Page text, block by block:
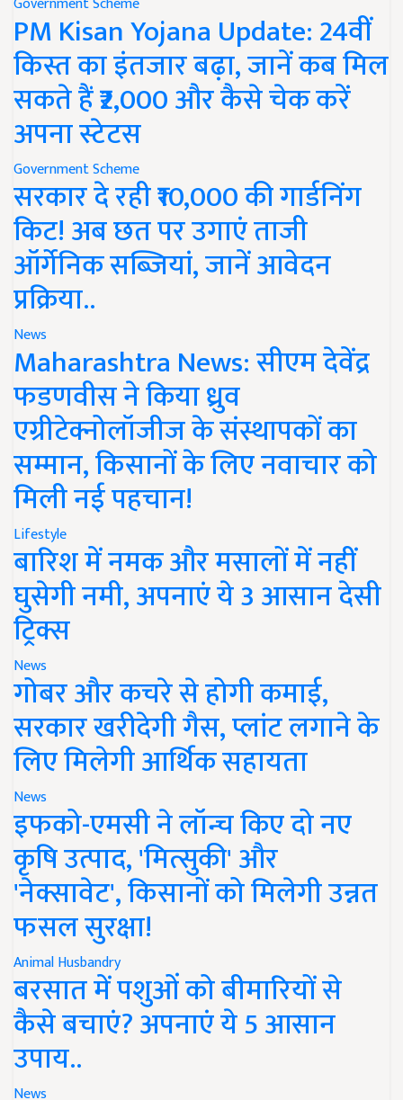
PM Kisan Yojana Update: 24वीं
किस्त का इंतजार बढ़ा, जानें कब मिल
सकते हैं ₹2,000 और कैसे चेक करें
अपना स्टेटस
Government Scheme
सरकार दे रही ₹10,000 की गार्डनिंग
किट! अब छत पर उगाएं ताजी
ऑर्गेनिक सब्जियां, जानें आवेदन
प्रक्रिया..
News
Maharashtra News: सीएम देवेंद्र
फडणवीस ने किया ध्रुव
एग्रीटेक्नोलॉजीज के संस्थापकों का
सम्मान, किसानों के लिए नवाचार को
मिली नई पहचान!
Lifestyle
बारिश में नमक और मसालों में नहीं
घुसेगी नमी, अपनाएं ये 3 आसान देसी
ट्रिक्स
News
गोबर और कचरे से होगी कमाई,
सरकार खरीदेगी गैस, प्लांट लगाने के
लिए मिलेगी आर्थिक सहायता
News
इफको-एमसी ने लॉन्च किए दो नए
कृषि उत्पाद, 'मित्सुकी' और
'नेक्सावेट', किसानों को मिलेगी उन्नत
फसल सुरक्षा!
Animal Husbandry
बरसात में पशुओं को बीमारियों से
कैसे बचाएं? अपनाएं ये 5 आसान
उपाय..
News